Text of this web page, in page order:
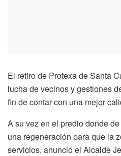
El retiro de Protexa de Santa
lucha de vecinos y gestiones
fin de contar con una mejor
A su vez en el predio donde
una regeneración para que la
servicios, anunció el Alcalde